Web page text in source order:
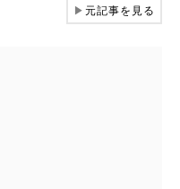
▶元記事を見る